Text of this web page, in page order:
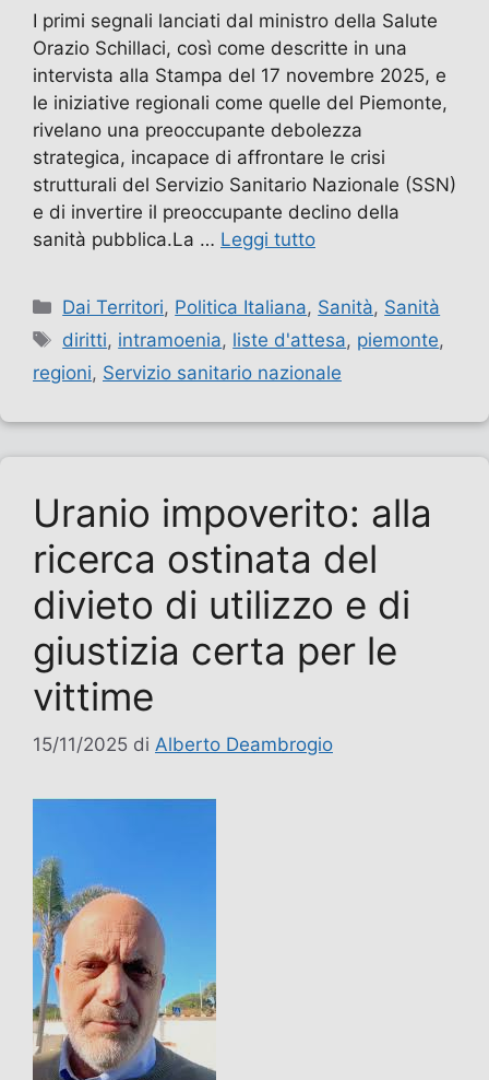
I primi segnali lanciati dal ministro della Salute
Orazio Schillaci, così come descritte in una
intervista alla Stampa del 17 novembre 2025, e
le iniziative regionali come quelle del Piemonte,
rivelano una preoccupante debolezza
strategica, incapace di affrontare le crisi
strutturali del Servizio Sanitario Nazionale (SSN)
e di invertire il preoccupante declino della
sanità pubblica.La … Leggi tutto
Categorie
Dai Territori, Politica Italiana, Sanità, Sanità
Tag
diritti, intramoenia, liste d'attesa, piemonte,
regioni, Servizio sanitario nazionale
Uranio impoverito: alla
ricerca ostinata del
divieto di utilizzo e di
giustizia certa per le
vittime
15/11/2025 di Alberto Deambrogio